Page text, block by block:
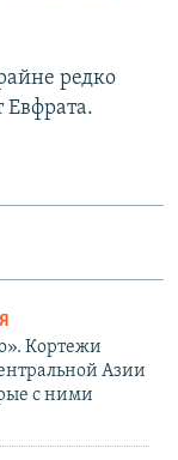
редко
Евфрата.
Кортежи
Азии
с ними